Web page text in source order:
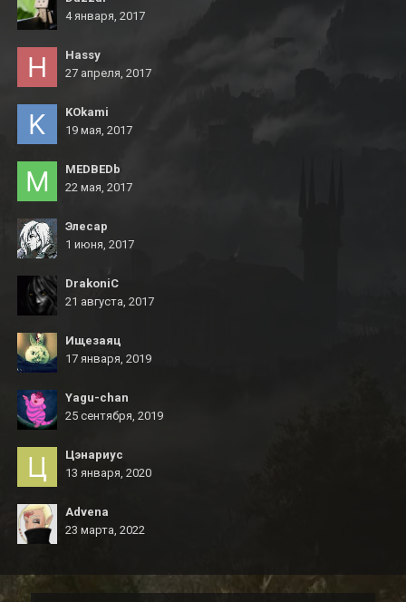
4 января, 2017
Hassy
27 апреля, 2017
KOkami
19 мая, 2017
MEDBEDb
22 мая, 2017
Элесар
1 июня, 2017
DrakoniC
21 августа, 2017
Ищезаяц
17 января, 2019
Yagu-chan
25 сентября, 2019
Цэнариус
13 января, 2020
Advena
23 марта, 2022